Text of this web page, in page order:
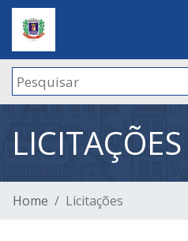
LICITAÇÕES
Home Licitações